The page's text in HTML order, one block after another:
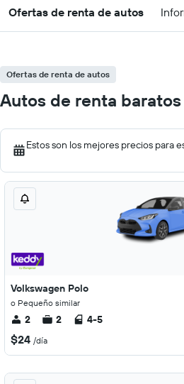
Ofertas de renta de autos
Ofertas de renta de autos
Autos de renta
Estos son los mejores precios para
Volkswagen Polo
o Pequeño similar
2 2 4-5
$24 /día